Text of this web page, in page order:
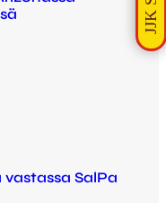
SalPa